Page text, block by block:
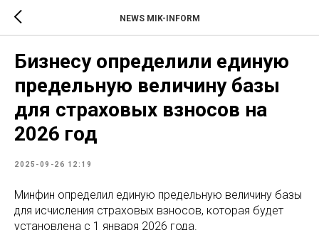
NEWS MIK-INFORM
Бизнесу определили единую
предельную величину базы
для страховых взносов на
2026 год
2025-09-26 12:19
Минфин определил единую предельную величину базы
для исчисления страховых взносов, которая будет
установлена с 1 января 2026 года.